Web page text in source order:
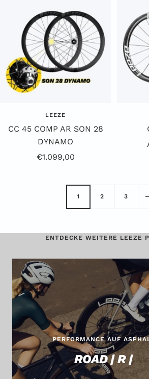
LEEZE
CC 45 COMP AR SON 28
DYNAMO
Angebotspreis
€1.099,00
1 2 3
ENTDECKE WEITERE LEEZE
PERFORMANCE AUF
ROAD | R |